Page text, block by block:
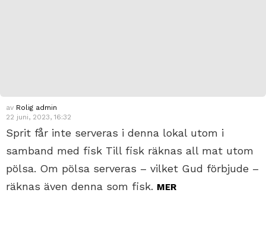
av Rolig admin
22 juni, 2023, 16:32
Sprit får inte serveras i denna lokal utom i
samband med fisk Till fisk räknas all mat utom
pölsa. Om pölsa serveras – vilket Gud förbjude –
räknas även denna som fisk. MER